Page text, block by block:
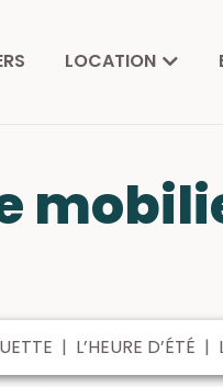
LOCATION
| L’HEURE D’ÉTÉ |